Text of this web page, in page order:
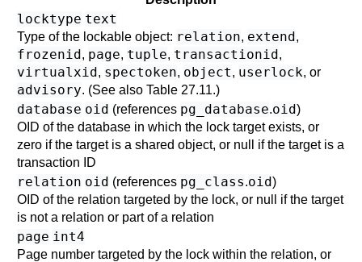
locktype text
Type of the lockable object: relation, extend,
frozenid, page, tuple, transactionid,
virtualxid, spectoken, object, userlock, or
advisory. (See also Table 27.11.)
database oid (references pg_database.oid)
OID of the database in which the lock target exists, or
zero if the target is a shared object, or null if the target is a
transaction ID
relation oid (references pg_class.oid)
OID of the relation targeted by the lock, or null if the target
is not a relation or part of a relation
page int4
Page number targeted by the lock within the relation, or